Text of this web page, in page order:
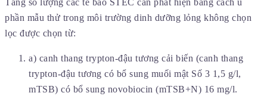
Tăng số lượng các tế bào STEC cần phát hiện bằng cách ủ
phần mẫu thử trong môi trường dinh dưỡng lỏng không chọn
lọc được chọn từ:
a) canh thang trypton-đậu tương cải biến (canh thang
trypton-đậu tương có bổ sung muối mật Số 3 1,5 g/l,
mTSB) có bổ sung novobiocin (mTSB+N) 16 mg/l.